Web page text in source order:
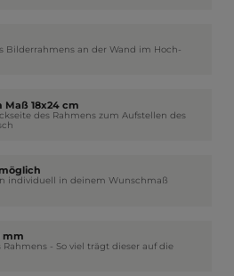
Bilderrahmens an der Wand im Hoch-
18x24 cm
des Rahmens zum Aufstellen des
individuell in deinem Wunschmaß
mm
Rahmens - So viel trägt dieser auf die